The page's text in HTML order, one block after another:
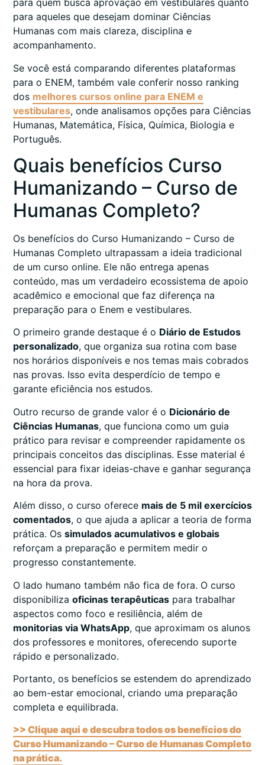
para quem busca aprovação em vestibulares quanto
para aqueles que desejam dominar Ciências
Humanas com mais clareza, disciplina e
acompanhamento.
Se você está comparando diferentes plataformas
para o ENEM, também vale conferir nosso ranking
dos melhores cursos online para ENEM e
vestibulares, onde analisamos opções para Ciências
Humanas, Matemática, Física, Química, Biologia e
Português.
Quais benefícios Curso
Humanizando – Curso de
Humanas Completo?
Os benefícios do Curso Humanizando – Curso de
Humanas Completo ultrapassam a ideia tradicional
de um curso online. Ele não entrega apenas
conteúdo, mas um verdadeiro ecossistema de apoio
acadêmico e emocional que faz diferença na
preparação para o Enem e vestibulares.
O primeiro grande destaque é o Diário de Estudos
personalizado, que organiza sua rotina com base
nos horários disponíveis e nos temas mais cobrados
nas provas. Isso evita desperdício de tempo e
garante eficiência nos estudos.
Outro recurso de grande valor é o Dicionário de
Ciências Humanas, que funciona como um guia
prático para revisar e compreender rapidamente os
principais conceitos das disciplinas. Esse material é
essencial para fixar ideias-chave e ganhar segurança
na hora da prova.
Além disso, o curso oferece mais de 5 mil exercícios
comentados, o que ajuda a aplicar a teoria de forma
prática. Os simulados acumulativos e globais
reforçam a preparação e permitem medir o
progresso constantemente.
O lado humano também não fica de fora. O curso
disponibiliza oficinas terapêuticas para trabalhar
aspectos como foco e resiliência, além de
monitorias via WhatsApp, que aproximam os alunos
dos professores e monitores, oferecendo suporte
rápido e personalizado.
Portanto, os benefícios se estendem do aprendizado
ao bem-estar emocional, criando uma preparação
completa e equilibrada.
>> Clique aqui e descubra todos os benefícios do
Curso Humanizando – Curso de Humanas Completo
na prática.